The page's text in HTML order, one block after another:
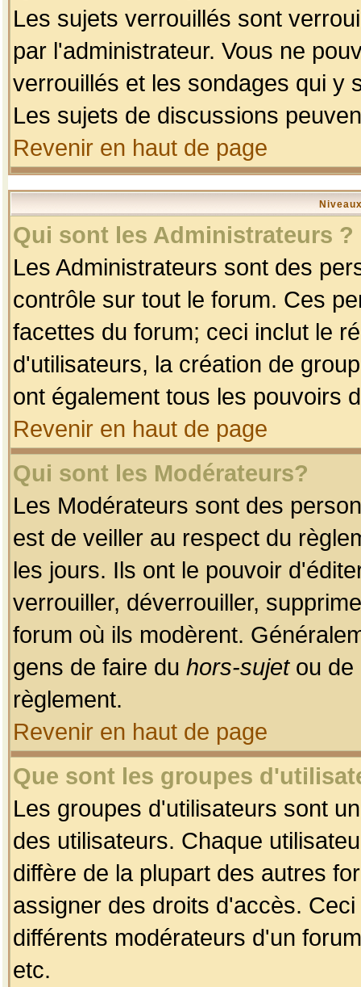
Les sujets verrouillés sont
par l'administrateur. Vous ne
verrouillés et les sondages qui y
Les sujets de discussions
Revenir en haut de page
Qui sont les Administrateurs ?
Les Administrateurs sont des
contrôle sur tout le forum. Ces
facettes du forum; ceci inclut le
d'utilisateurs, la création de
ont également tous les pouvoirs
Revenir en haut de page
Qui sont les Modérateurs?
Les Modérateurs sont des
est de veiller au respect du
les jours. Ils ont le pouvoir
verrouiller, déverrouiller,
forum où ils modèrent.
gens de faire du hors-sujetou de
règlement.
Revenir en haut de page
Que sont les groupes
Les groupes d'utilisateurs sont
des utilisateurs. Chaque
diffère de la plupart des autres
assigner des droits d'accès.
différents modérateurs d'un
etc.